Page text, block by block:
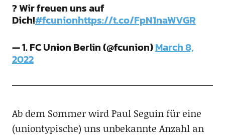
? Wir freuen uns auf
Dich!#fcunionhttps://t.co/FpN1naWVGR
— 1. FC Union Berlin (@fcunion)March 8,
2022
Ab dem Sommer wird Paul Seguin für eine
(uniontypische) uns unbekannte Anzahl an